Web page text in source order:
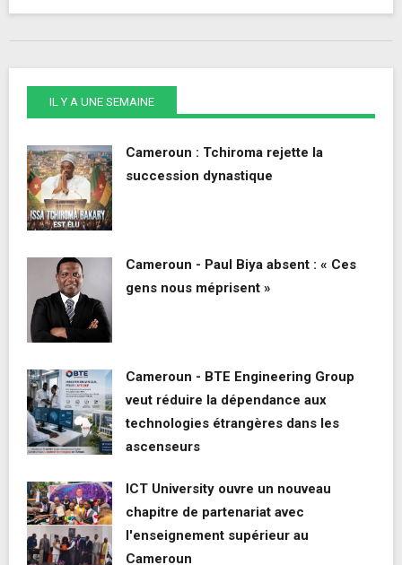
IL Y A UNE SEMAINE
Cameroun : Tchiroma rejette la
succession dynastique
Cameroun - Paul Biya absent : « Ces
gens nous méprisent »
Cameroun - BTE Engineering Group
veut réduire la dépendance aux
technologies étrangères dans les
ascenseurs
ICT University ouvre un nouveau
chapitre de partenariat avec
l'enseignement supérieur au
Cameroun